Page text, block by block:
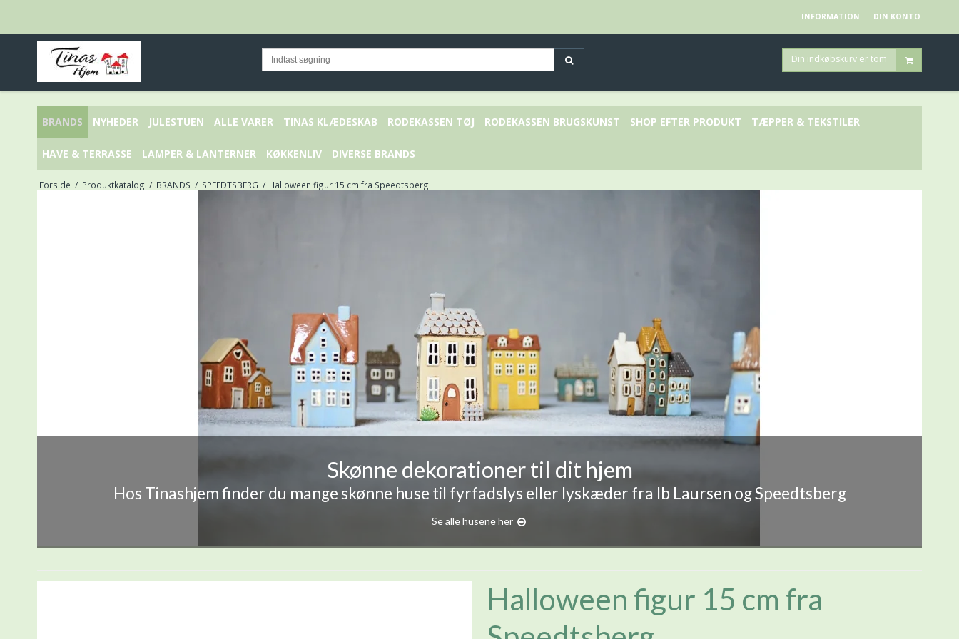
INFORMATION DIN KONTO
Din indkøbskurv er tom
BRANDS NYHEDER JULESTUEN ALLE VARER TINAS KLÆDESKAB RODEKASSEN TØJ RODEKASSEN BRUGSKUNST SHOP EFTER PRODUKT TÆPPER & TEKSTILER
HAVE & TERRASSE LAMPER & LANTERNER KØKKENLIV DIVERSE BRANDS
Forside / Produktkatalog / BRANDS / SPEEDTSBERG / Halloween figur 15 cm fra Speedtsberg
Skønne dekorationer til dit hjem
Hos Tinashjem finder du mange skønne huse til fyrfadslys eller lyskæder fra Ib Laursen og Speedtsberg
Se alle husene her
Halloween figur 15 cm fra